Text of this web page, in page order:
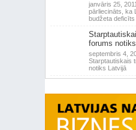
janvāris 25,
pārliecināts, ka
budžeta deficīts
forums
septembris 4,
Starptautiskais
notiks Latvijā